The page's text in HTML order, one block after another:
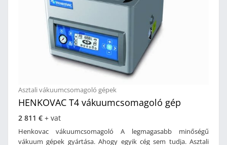
lehetőségMűanyag borítású nyomógombokHegesztőszál
hossza: 620 mm/ 1 oldalHegesztőszál hossza: 520 mm/ 2
oldalDupla szélességű hegesztésKamra belső mérete: 620
x 505 mmHolland gyártmányTeljesítmény: 40 m³/h, (külön
kérése nagyobb kapacítású vákumszivattyúval is
rendelhető)BUSCH vákuumszivattyúvalMérete: 740 x 90
x 1130 mmOpciók: Nagyobb teljesítményű szivattyú 63 m³/h
Asztali vákuumcsomagoló gépek
HENKOVAC T4 vákuumcsomagoló gép
2 811 € + vat
Henkovac vákuumcsomagoló A legmagasabb minőségű
vákuum gépek gyártása. Ahogy egyik cég sem tudja. Asztali